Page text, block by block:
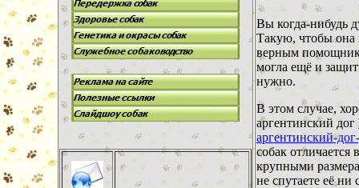
Вы когда-нибудь
Такую, чтобы она
верным
могла ещё и
нужно.
В этом случае,
аргентинский дог
аргентинский-
собак отличается
крупными
не спутаете её ни